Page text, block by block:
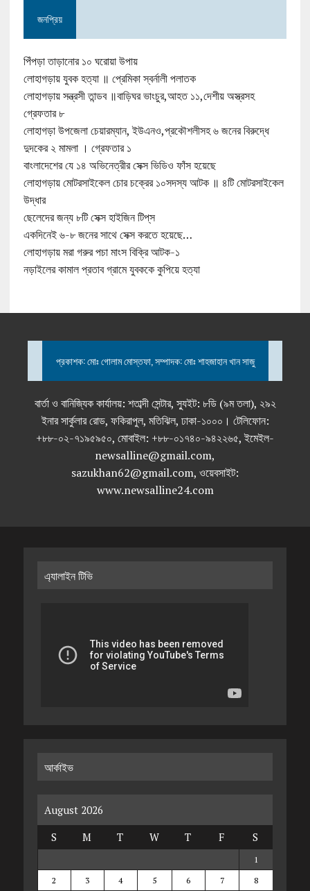
জনপ্রিয়
পিঁপড়া তাড়ানোর ১০ ঘরোয়া উপায়
লোহাগড়ায় যুবক হত্যা ॥ প্রেমিকা স্বর্নালী পলাতক
লোহাগড়ায় সন্ত্রসী তান্ডব ॥বাড়িঘর ভাংচুর,আহত ১১,দেশীয় অস্ত্রসহ
গ্রেফতার ৮
লোহাগড়া উপজেলা চেয়ারম্যান, ইউএনও,প্রকৌশলীসহ ৬ জনের বিরুদ্ধে
দুদকের ২ মামলা । গ্রেফতার ১
বাংলাদেশের যে ১৪ অভিনেত্রীর সেক্স ভিডিও ফাঁস হয়েছে
লোহাগড়ায় মোটরসাইকেল চোর চক্রের ১০সদস্য আটক ॥ ৪টি মোটরসাইকেল
উদ্ধার
ছেলেদের জন্য ৮টি সেক্স হাইজিন টিপ্‌স
একদিনেই ৬-৮ জনের সাথে সেক্স করতে হয়েছে…
লোহাগড়ায় মরা গরুর পচা মাংস বিক্রি আটক-১
নড়াইলের কামাল প্রতাব গ্রামে যুবককে কুপিয়ে হত্যা
প্রকাশক: মোঃ গোলাম মোস্তফা, সম্পাদক: মোঃ শাহজাহান খান সাজু
বার্তা ও বানিজ্যিক কার্যালয়: শতাব্দী সেন্টার, স্যুইট: ৮ডি (৯ম তলা), ২৯২
ইনার সার্কুলার রোড, ফকিরাপুল, মতিঝিল, ঢাকা-১০০০। টেলিফোন:
+৮৮-০২-৭১৯৫৯৫০, মোবাইল: +৮৮-০১৭৪০-৯৪২২৬৫, ইমেইল-
newsalline@gmail.com,
sazukhan62@gmail.com, ওয়েবসাইট:
www.newsalline24.com
এ্যালাইন টিভি
আর্কাইভ
August 2026
S
M T W T F S
1
2
3 4 5 6 7
8